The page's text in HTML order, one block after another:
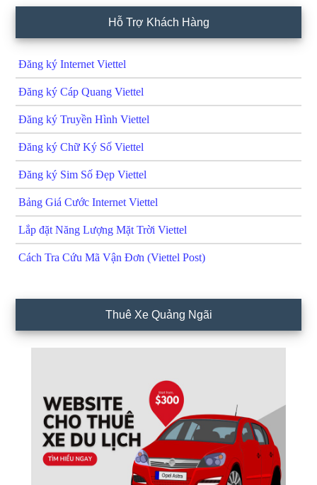
Hỗ Trợ Khách Hàng
Đăng ký Internet Viettel
Đăng ký Cáp Quang Viettel
Đăng ký Truyền Hình Viettel
Đăng ký Chữ Ký Số Viettel
Đăng ký Sim Số Đẹp Viettel
Bảng Giá Cước Internet Viettel
Lắp đặt Năng Lượng Mặt Trời Viettel
Cách Tra Cứu Mã Vận Đơn (Viettel Post)
Thuê Xe Quảng Ngãi